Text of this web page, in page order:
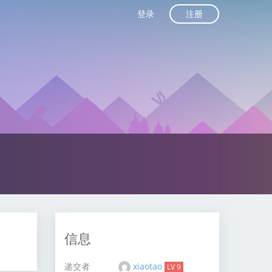
登录 注册
信息
递交者 xiaotao LV 9